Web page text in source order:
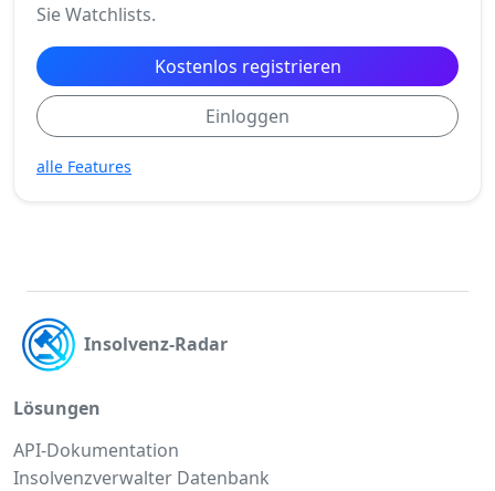
Sie Watchlists.
Kostenlos registrieren
Einloggen
alle Features
Insolvenz-Radar
Lösungen
API-Dokumentation
Insolvenzverwalter Datenbank